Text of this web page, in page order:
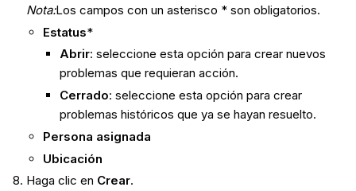
Nota:Los campos con un asterisco * son obligatorios.
Estatus*
Abrir: seleccione esta opción para crear nuevos
problemas que requieran acción.
Cerrado: seleccione esta opción para crear
problemas históricos que ya se hayan resuelto.
Persona asignada
Ubicación
Haga clic en Crear.